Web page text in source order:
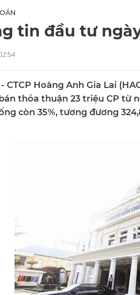
tin đầu tư
- CTCP Hoàng Anh Gia Lai
thỏa thuận 23 triệu CP từ
còn 35%, tương đương